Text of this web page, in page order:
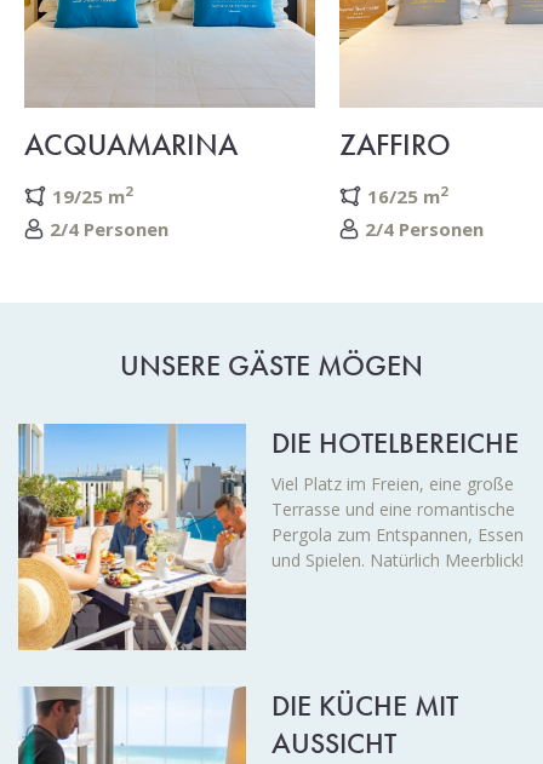
ACQUAMARINA
19/25 m2
2/4 Personen
ZAFFIRO
16/25 m2
2/4 Personen
UNSERE GÄSTE MÖGEN
DIE HOTELBEREICHE
Viel Platz im Freien, eine große
Terrasse und eine romantische
Pergola zum Entspannen, Essen
und Spielen. Natürlich Meerblick!
DIE KÜCHE MIT
AUSSICHT